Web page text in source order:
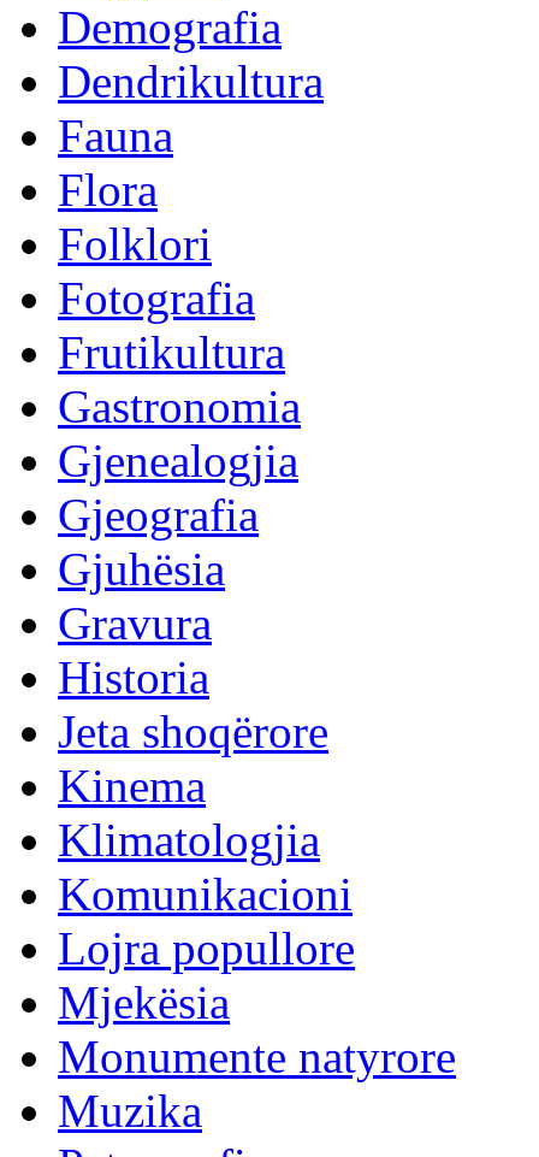
Demografia
Dendrikultura
Fauna
Flora
Folklori
Fotografia
Frutikultura
Gastronomia
Gjenealogjia
Gjeografia
Gjuhësia
Gravura
Historia
Jeta shoqërore
Kinema
Klimatologjia
Komunikacioni
Lojra popullore
Mjekësia
Monumente natyrore
Muzika